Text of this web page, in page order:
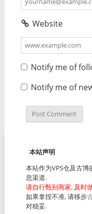
Website
Notify me of
Notify me of
本站声明
本站作为VPS仓及古
息渠道.
请自行甄别商家, 及时
如果拿捏不准, 请移步
对稳妥.